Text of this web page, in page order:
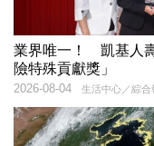
業界唯一！ 凱基人
險特殊貢獻獎」
生活中心／綜合
2026-08-04